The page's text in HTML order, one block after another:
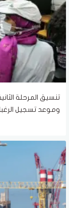
وموعد تسجيل